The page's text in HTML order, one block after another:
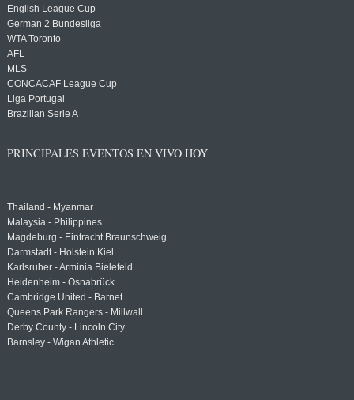
English League Cup
German 2 Bundesliga
WTA Toronto
AFL
MLS
CONCACAF League Cup
Liga Portugal
Brazilian Serie A
PRINCIPALES EVENTOS EN VIVO HOY
Thailand - Myanmar
Malaysia - Philippines
Magdeburg - Eintracht Braunschweig
Darmstadt - Holstein Kiel
Karlsruher - Arminia Bielefeld
Heidenheim - Osnabrück
Cambridge United - Barnet
Queens Park Rangers - Millwall
Derby County - Lincoln City
Barnsley - Wigan Athletic